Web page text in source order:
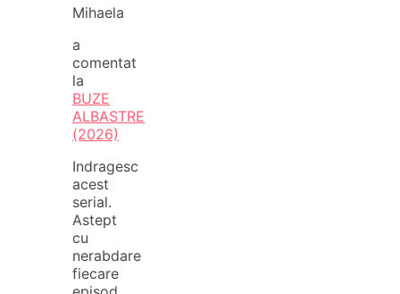
Mihaela
a
comentat
la
BUZE
ALBASTRE
(2026)
Indragesc
acest
serial.
Astept
cu
nerabdare
fiecare